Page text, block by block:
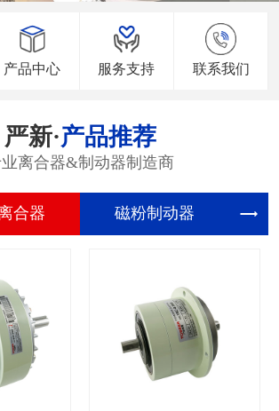
产品中心 服务支持 联系我们
严新·产品推荐
离合器&制动器制造商
合 磁粉制动